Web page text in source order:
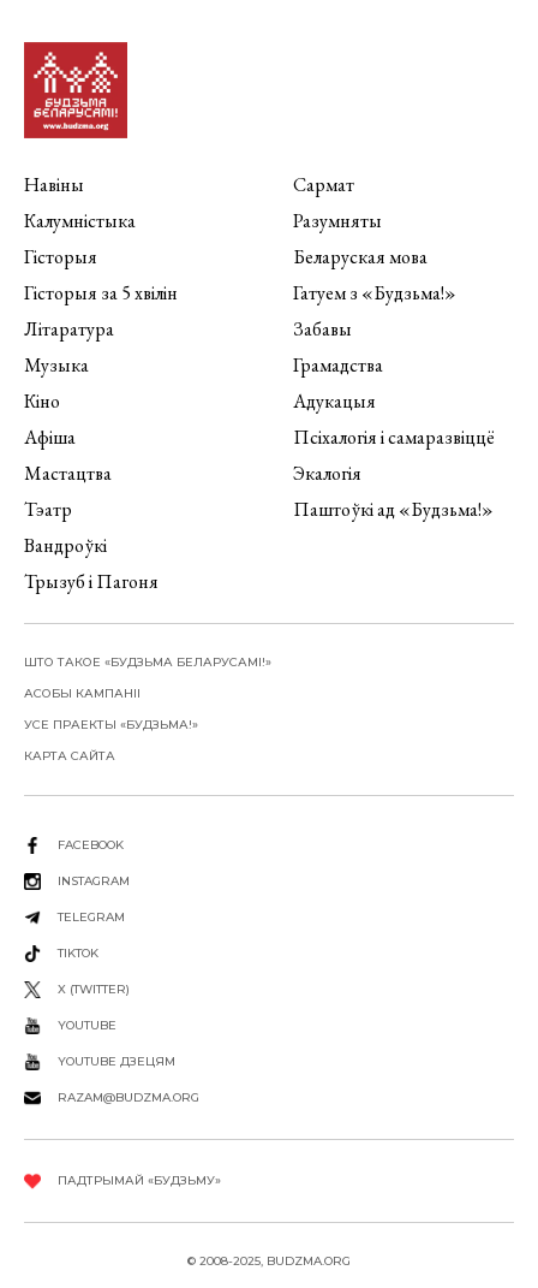
Навіны
Калумністыка
Гісторыя
Гісторыя за 5 хвілін
Літаратура
Музыка
Кіно
Афіша
Мастацтва
Тэатр
Вандроўкі
Трызуб і Пагоня
Сармат
Разумняты
Беларуская мова
Гатуем з «Будзьма!»
Забавы
Грамадства
Адукацыя
Псіхалогія і самаразвіццё
Экалогія
Паштоўкі ад «Будзьма!»
ШТО ТАКОЕ «БУДЗЬМА БЕЛАРУСАМІ!»
АСОБЫ КАМПАНІІ
УСЕ ПРАЕКТЫ «БУДЗЬМА!»
КАРТА САЙТА
FACEBOOK
INSTAGRAM
TELEGRAM
TIKTOK
X (TWITTER)
YOUTUBE
YOUTUBE ДЗЕЦЯМ
RAZAM@BUDZMA.ORG
ПАДТРЫМАЙ «БУДЗЬМУ»
© 2008-2025, BUDZMA.ORG